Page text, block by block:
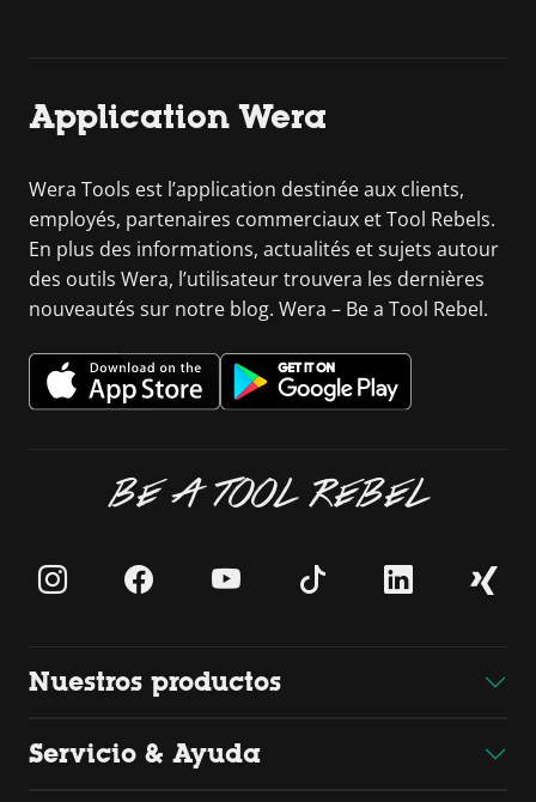
Application Wera
Wera Tools est l’application destinée aux clients,
employés, partenaires commerciaux et Tool Rebels.
En plus des informations, actualités et sujets autour
des outils Wera, l’utilisateur trouvera les dernières
nouveautés sur notre blog. Wera – Be a Tool Rebel.
BE A TOOL REBEL
Nuestros productos
Servicio & Ayuda